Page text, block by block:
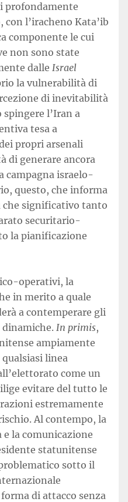
profondamente
l’iracheno Kata’ib
componente le cui
non sono state
dalle Israel
la vulnerabilità di
di inevitabilità
l’Iran a
tesa a
propri arsenali
di generare ancora
campagna israelo-
questo, che informa
significativo tanto
securitario-
la pianificazione
operativi, la
in merito a quale
a contemperare gli
In primis,
ampiamente
linea
come un
evitare del tutto le
estremamente
Al contempo, la
e la comunicazione
statunitense
sotto il
di attacco senza